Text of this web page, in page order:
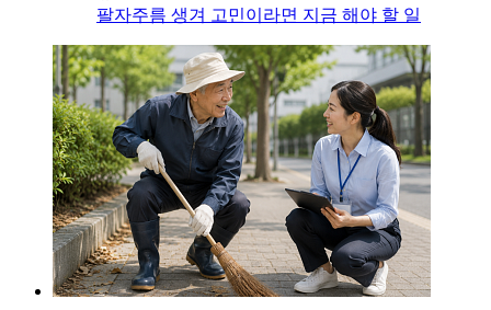
팔자주름 생겨 고민이라면 지금 해야 할 일